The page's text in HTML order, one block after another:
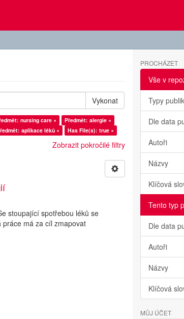
Vykonat
nursing care ×
Předmět: alergie ×
aplikace léků × Has File(s): true ×
Zobrazit pokročilé filtry
stoupající spotřebou léků se
práce má za cíl zmapovat
PROCHÁZET
Vše v
Typy
Dle data
Autoři
Názvy
Klíčová
Tento typ
Dle data
Autoři
Názvy
Klíčová
MŮJ ÚČET